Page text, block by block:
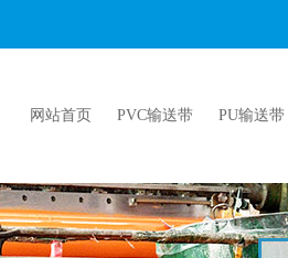
网站首页 PVC输送带 PU输送带